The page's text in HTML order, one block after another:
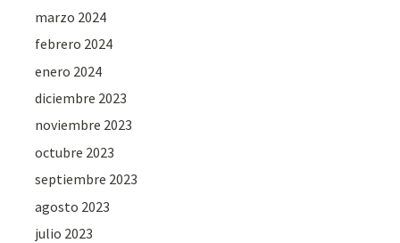
marzo 2024
febrero 2024
enero 2024
diciembre 2023
noviembre 2023
octubre 2023
septiembre 2023
agosto 2023
julio 2023